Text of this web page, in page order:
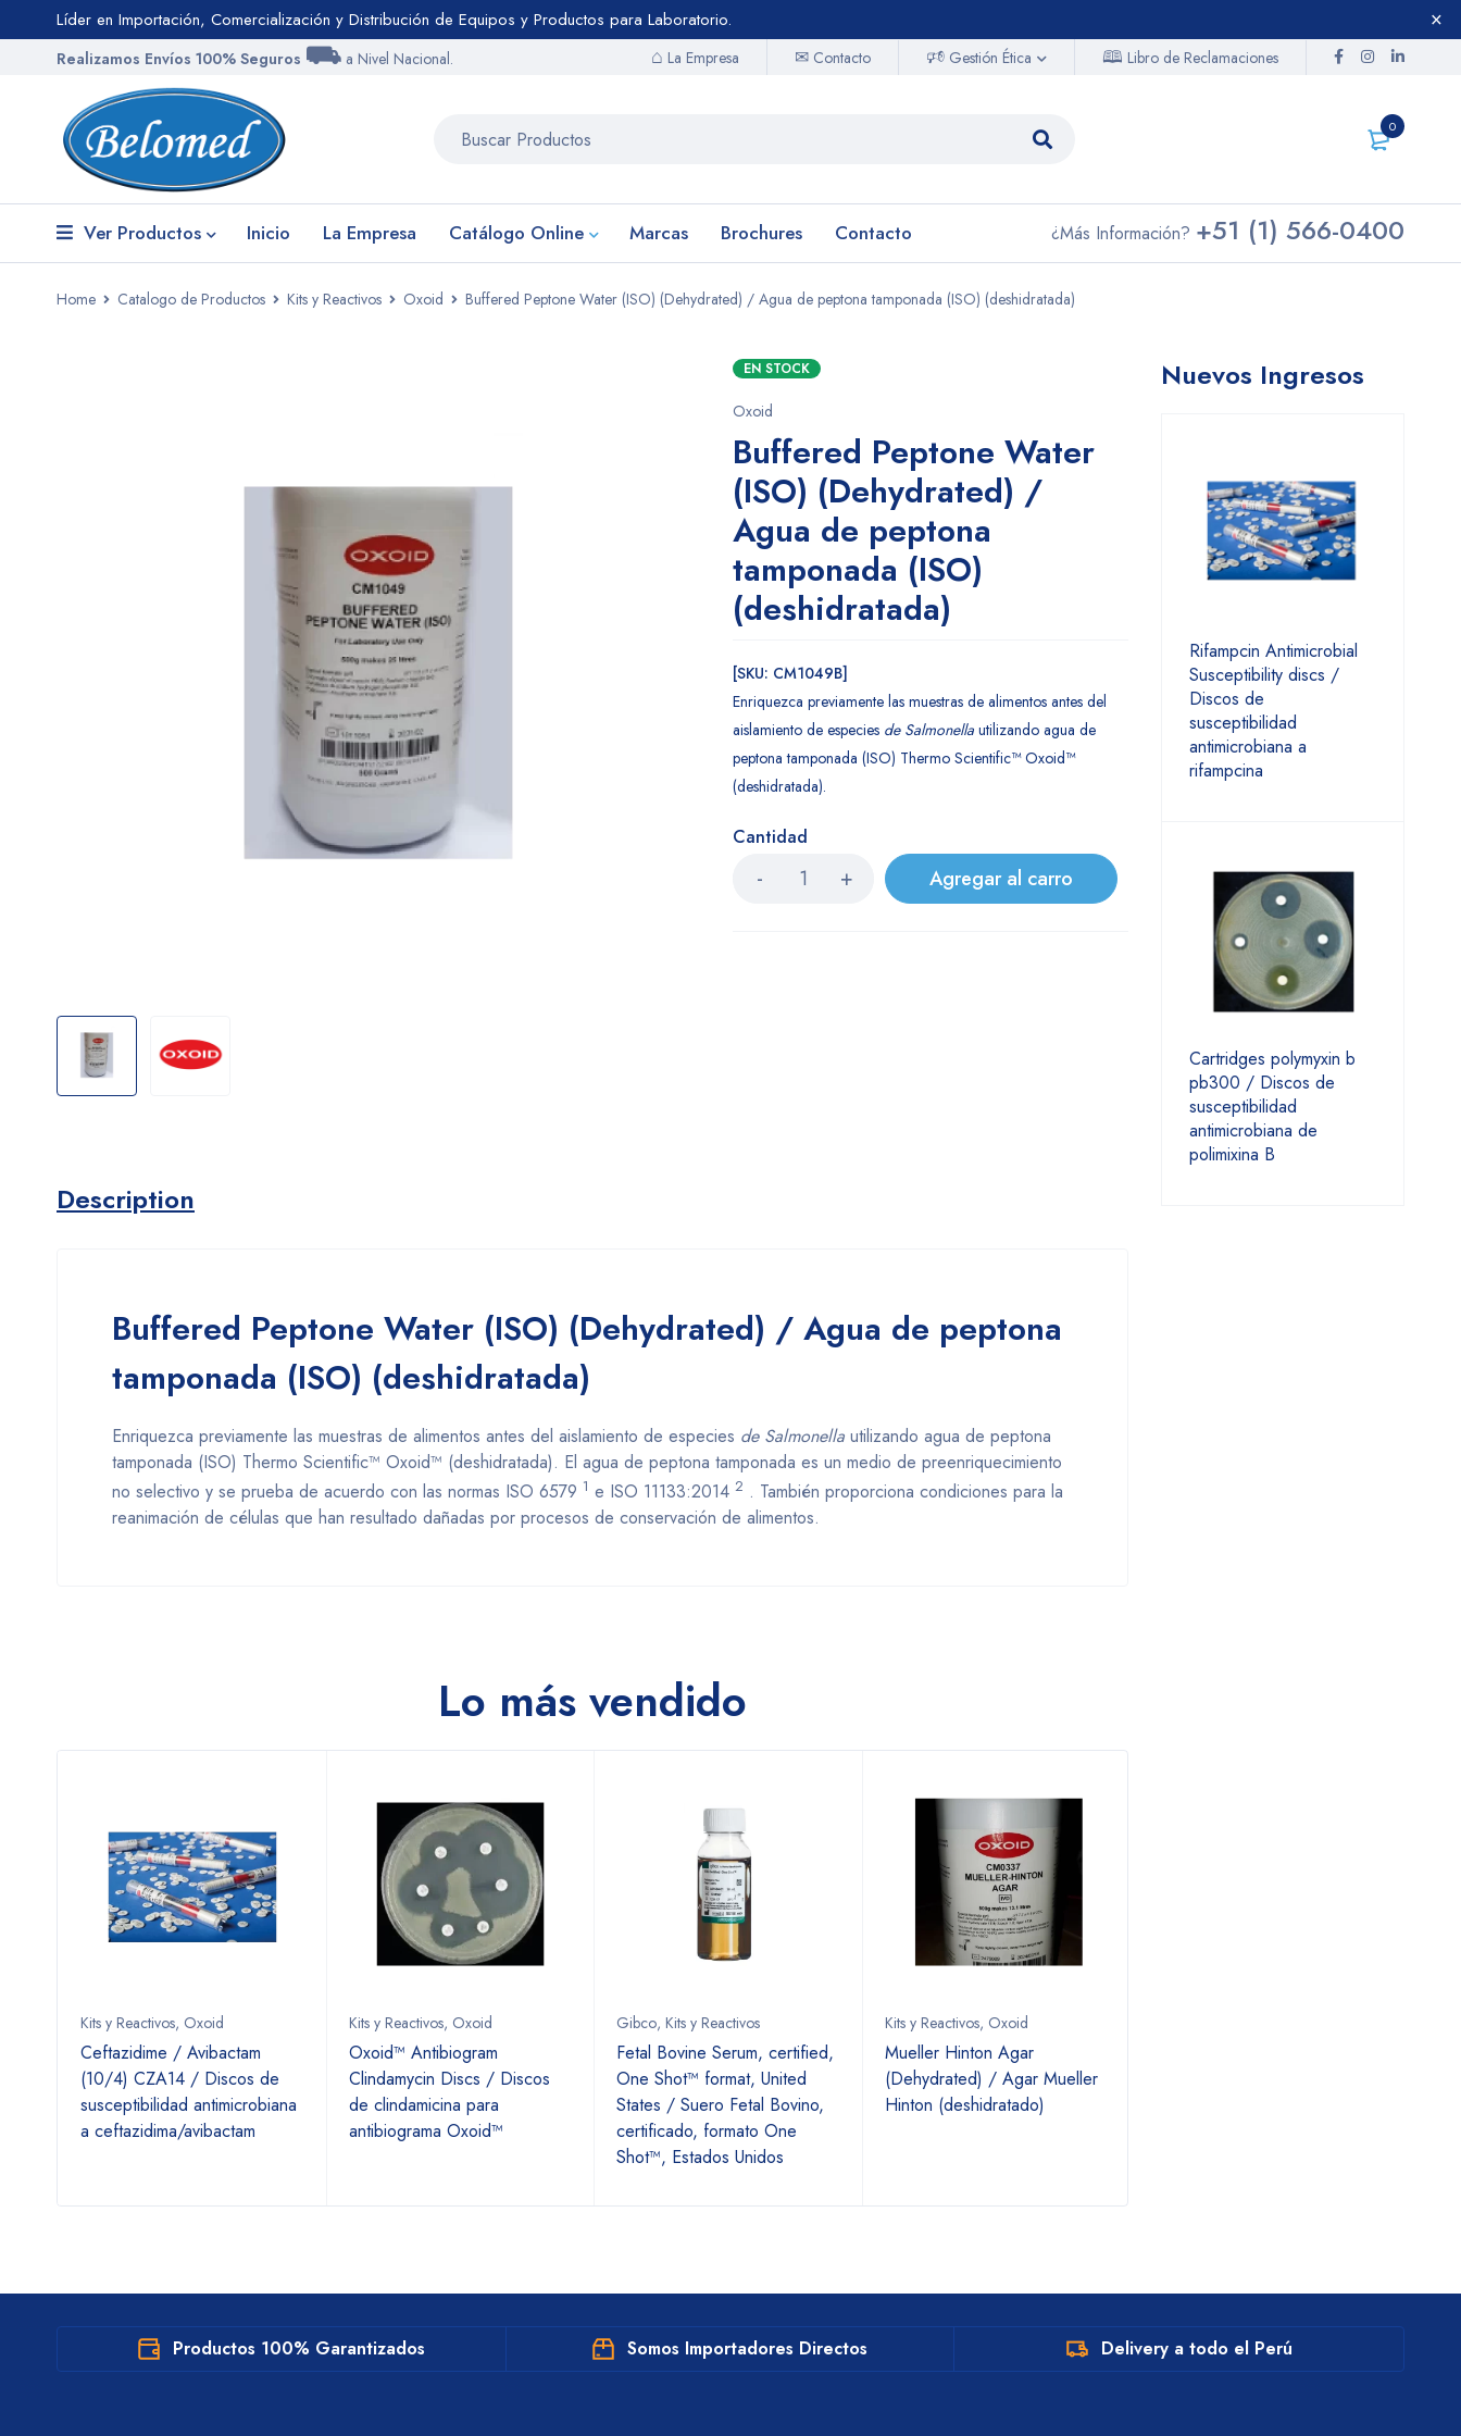
Líder en Importación, Comercialización y Distribución de Equipos y Productos para Laboratorio.
Realizamos Envíos 100% Seguros ⛟ a Nivel Nacional. ⌂ La Empresa ✉ Contacto 🕫 Gestión Ética 🕮 Libro de Reclamaciones
0
Ver Productos Inicio La Empresa Catálogo Online Marcas Brochures Contacto ¿Más Información? +51 (1) 566-0400
Home Catalogo de Productos Kits y Reactivos Oxoid Buffered Peptone Water (ISO) (Dehydrated) / Agua de peptona tamponada (ISO) (deshidratada)
EN STOCK
Oxoid
Buffered Peptone Water
(ISO) (Dehydrated) /
Agua de peptona
tamponada (ISO)
(deshidratada)
[SKU: CM1049B]
Enriquezca previamente las muestras de alimentos antes del
aislamiento de especies de Salmonellautilizando agua de
peptona tamponada (ISO) Thermo Scientific™ Oxoid™
(deshidratada).
Cantidad
Agregar al carro
Description
Buffered Peptone Water (ISO) (Dehydrated) / Agua de peptona
tamponada (ISO) (deshidratada)
Enriquezca previamente las muestras de alimentos antes del aislamiento de especies de Salmonella utilizando agua de peptona
tamponada (ISO) Thermo Scientific™ Oxoid™ (deshidratada). El agua de peptona tamponada es un medio de preenriquecimiento
no selectivo y se prueba de acuerdo con las normas ISO 6579 1 e ISO 11133:2014 2 . También proporciona condiciones para la
reanimación de células que han resultado dañadas por procesos de conservación de alimentos.
Lo más vendido
Kits y Reactivos, Oxoid
Ceftazidime / Avibactam
(10/4) CZA14 / Discos de
susceptibilidad antimicrobiana
a ceftazidima/avibactam
Kits y Reactivos, Oxoid
Oxoid™ Antibiogram
Clindamycin Discs / Discos
de clindamicina para
antibiograma Oxoid™
Gibco, Kits y Reactivos
Fetal Bovine Serum, certified,
One Shot™ format, United
States / Suero Fetal Bovino,
certificado, formato One
Shot™, Estados Unidos
Kits y Reactivos, Oxoid
Mueller Hinton Agar
(Dehydrated) / Agar Mueller
Hinton (deshidratado)
Nuevos Ingresos
Rifampcin Antimicrobial
Susceptibility discs /
Discos de
susceptibilidad
antimicrobiana a
rifampcina
Cartridges polymyxin b
pb300 / Discos de
susceptibilidad
antimicrobiana de
polimixina B
Productos 100% Garantizados Somos Importadores Directos Delivery a todo el Perú